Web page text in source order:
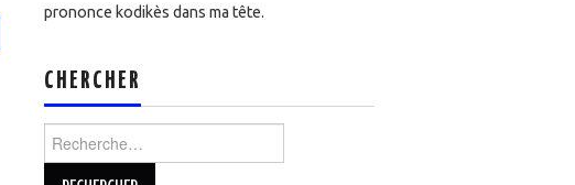
prononce kodikès dans ma tête.
CHERCHER
Rechercher :